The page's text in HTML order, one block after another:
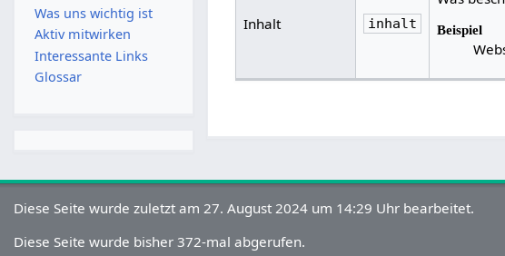
Inhalt inhalt Beispiel
Was uns wichtig ist
Aktiv mitwirken
Interessante Links
Glossar
Diese Seite wurde zuletzt am 27. August 2024 um 14:29 Uhr bearbeitet.
Diese Seite wurde bisher 372-mal abgerufen.